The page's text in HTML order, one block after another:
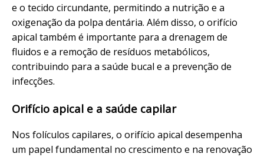
e o tecido circundante, permitindo a nutrição e a
oxigenação da polpa dentária. Além disso, o orifício
apical também é importante para a drenagem de
fluidos e a remoção de resíduos metabólicos,
contribuindo para a saúde bucal e a prevenção de
infecções.
Orifício apical e a saúde capilar
Nos folículos capilares, o orifício apical desempenha
um papel fundamental no crescimento e na renovação